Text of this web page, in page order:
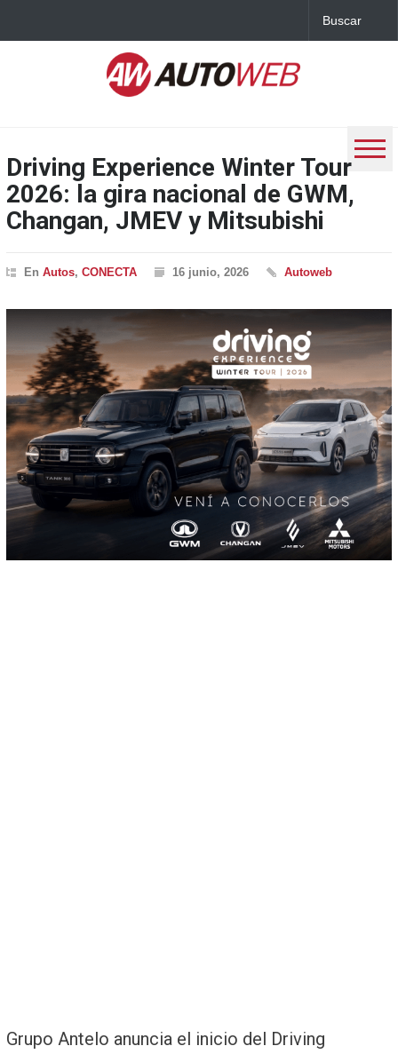
Driving Experience Winter Tour
2026: la gira nacional de GWM,
Changan, JMEV y Mitsubishi
En Autos, CONECTA 16 junio, 2026 Autoweb
Grupo Antelo anuncia el inicio del Driving